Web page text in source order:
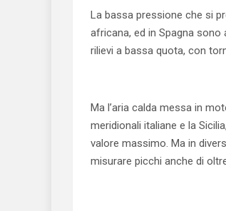
La bassa pressione che si
africana, ed in Spagna
rilievi a bassa quota, con
Ma l’aria calda messa in
meridionali italiane e la
valore massimo. Ma in
misurare picchi anche di